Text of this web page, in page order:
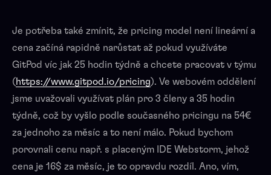
Je potřeba také zmínit, že pricing model není lineární a
cena začíná rapidně narůstat až pokud využíváte
GitPod víc jak 25 hodin týdně a chcete pracovat v týmu
(https://www.gitpod.io/pricing). Ve webovém oddělení
jsme uvažovali využívat plán pro 3 členy a 35 hodin
týdně, což by vyšlo podle současného pricingu na 54€
za jednoho za měsíc a to není málo. Pokud bychom
porovnali cenu např. s placeným IDE Webstorm, jehož
cena je 16$ za měsíc, je to opravdu rozdíl. Ano, vím,